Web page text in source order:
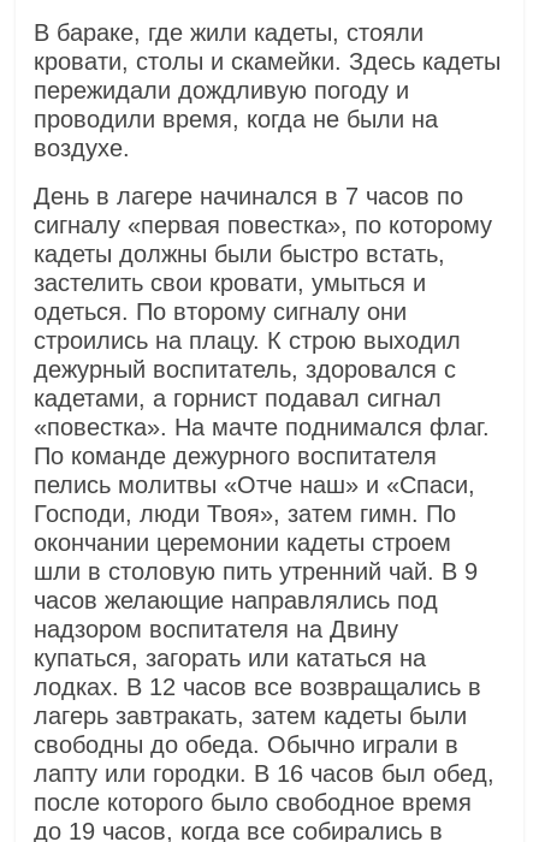
В бараке, где жили кадеты, стояли
кровати, столы и скамейки. Здесь кадеты
пережидали дождливую погоду и
проводили время, когда не были на
воздухе.
День в лагере начинался в 7 часов по
сигналу «первая повестка», по которому
кадеты должны были быстро встать,
застелить свои кровати, умыться и
одеться. По второму сигналу они
строились на плацу. К строю выходил
дежурный воспитатель, здоровался с
кадетами, а горнист подавал сигнал
«повестка». На мачте поднимался флаг.
По команде дежурного воспитателя
пелись молитвы «Отче наш» и «Спаси,
Господи, люди Твоя», затем гимн. По
окончании церемонии кадеты строем
шли в столовую пить утренний чай. В 9
часов желающие направлялись под
надзором воспитателя на Двину
купаться, загорать или кататься на
лодках. В 12 часов все возвращались в
лагерь завтракать, затем кадеты были
свободны до обеда. Обычно играли в
лапту или городки. В 16 часов был обед,
после которого было свободное время
до 19 часов, когда все собирались в